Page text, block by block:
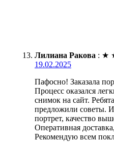
Лилиана Ракова : ★
19.02.2025
Пафосно! Заказала
Процесс оказался
снимок на сайт.
предложили советы.
портрет, качество
Оперативная
Рекомендую всем